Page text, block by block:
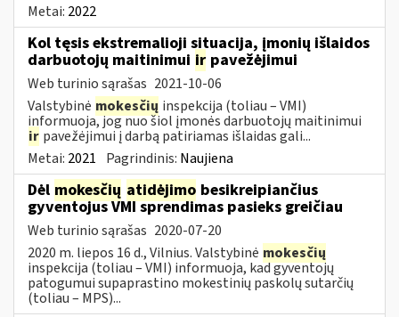
Metai: 2022
Kol tęsis ekstremalioji situacija, įmonių išlaidos
darbuotojų maitinimui ir pavežėjimui
Web turinio sąrašas 2021-10-06
Valstybinė mokesčių inspekcija (toliau – VMI)
informuoja, jog nuo šiol įmonės darbuotojų maitinimui
ir pavežėjimui į darbą patiriamas išlaidas gali...
Metai: 2021 Pagrindinis: Naujiena
Dėl mokesčių atidėjimo besikreipiančius
gyventojus VMI sprendimas pasieks greičiau
Web turinio sąrašas 2020-07-20
2020 m. liepos 16 d., Vilnius. Valstybinė mokesčių
inspekcija (toliau – VMI) informuoja, kad gyventojų
patogumui supaprastino mokestinių paskolų sutarčių
(toliau – MPS)...